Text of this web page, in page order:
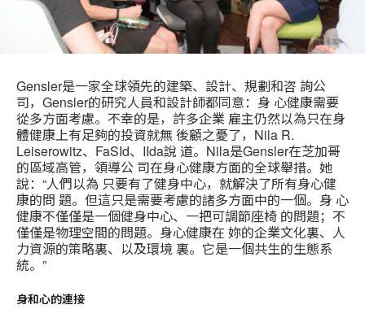
Gensler是一家全球領先的建築、設計、規劃和咨 詢公
司，Gensler的研究人員和設計師都同意：身 心健康需要
從多方面考慮。不幸的是，許多企業 雇主仍然以為只在身
體健康上有足夠的投資就無 後顧之憂了，Nila R.
Leiserowitz、FaSId、IIda說 道。Nila是Gensler在芝加哥
的區域高管，領導公 司在身心健康方面的全球舉措。她
說：“人們以為 只要有了健身中心，就解決了所有身心健
康的問 題。但這只是需要考慮的諸多方面中的一個。身 心
健康不僅僅是一個健身中心、一把可調節座椅 的問題；不
僅僅是物理空間的問題。身心健康在 妳的企業文化裏、人
力資源的策略裏、以及環境 裏。它是一個共生的生態系
統。”
身和心的連接